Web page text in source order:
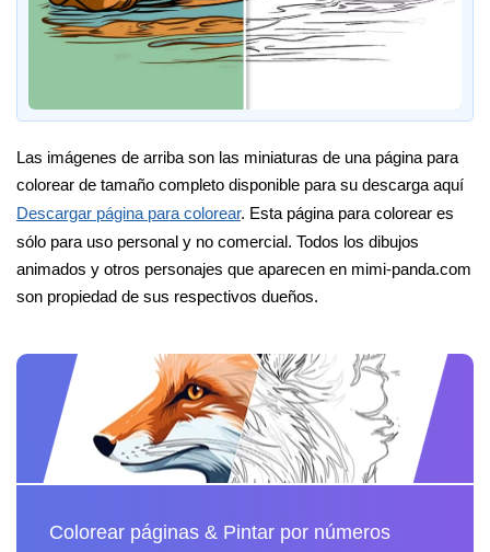
Las imágenes de arriba son las miniaturas de una página para
colorear de tamaño completo disponible para su descarga aquí
Descargar página para colorear. Esta página para colorear es
sólo para uso personal y no comercial. Todos los dibujos
animados y otros personajes que aparecen en mimi-panda.com
son propiedad de sus respectivos dueños.
Colorear páginas & Pintar por números